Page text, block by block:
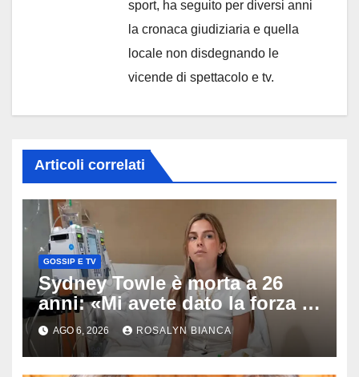
sport, ha seguito per diversi anni
la cronaca giudiziaria e quella
locale non disdegnando le
vicende di spettacolo e tv.
Articoli correlati
GOSSIP E TV
Sydney Towle è morta a 26
anni: «Mi avete dato la forza di
andare avanti», l’ultimo
messaggio dell’influencer
commuove i fan
AGO 6, 2026 ROSALYN BIANCA